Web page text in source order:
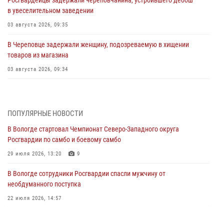
в увеселительном заведении
03 августа 2026, 09:35
В Череповце задержали женщину, подозреваемую в хищении
товаров из магазина
03 августа 2026, 09:34
самбо
ЗА МИНУВШУЮ НЕДЕЛЮ СОТРУДНИКАМИ ВНЕВЕДОМСТВЕННОЙ
ОХРАНЫ РОСГВАРДИИ В ВОЛОГОДСКОЙ ОБЛАСТИ ЗАДЕРЖАНО 23
02 августа 2026, 10:37
Росгвардейцы в г. Соколе задержали несовершеннолетнего
ПОПУЛЯРНЫЕ НОВОСТИ
В Вологде стартовал Чемпионат Северо-Западного округа
Росгвардии по самбо и боевому самбо
29 июля 2026, 13:20 9
В Вологде сотрудники Росгвардии спасли мужчину от
необдуманного поступка
22 июля 2026, 14:57